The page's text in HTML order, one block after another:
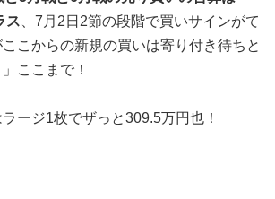
ス 、7月2日2節の段階で買いサインがて
こからの新規の買いは寄り付き待ちと
ここまで！
ラージ1枚でザっと309.5万円也！